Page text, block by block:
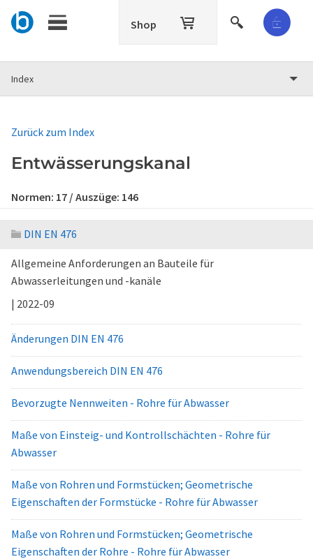
Shop
Index
Zurück zum Index
Entwässerungskanal
Normen: 17 / Auszüge: 146
DIN EN 476
Allgemeine Anforderungen an Bauteile für
Abwasserleitungen und -kanäle
| 2022-09
Änderungen DIN EN 476
Anwendungsbereich DIN EN 476
Bevorzugte Nennweiten - Rohre für Abwasser
Maße von Einsteig- und Kontrollschächten - Rohre für
Abwasser
Maße von Rohren und Formstücken; Geometrische
Eigenschaften der Formstücke - Rohre für Abwasser
Maße von Rohren und Formstücken; Geometrische
Eigenschaften der Rohre - Rohre für Abwasser